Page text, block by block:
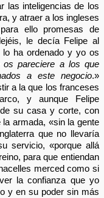
las inteligencias de los
y atraer a los ingleses
ello promesas de
le decía Felipe al
ha ordenado y yo os
os pareciere a los que
a este negocio.»
a la que los franceses
y aunque Felipe
su casa y corte, con
armada, «sin la gente
que no llevaría
servicio, «porque allá
para que entiendan
merced como si
la confianza que yo
y en su poder sin más